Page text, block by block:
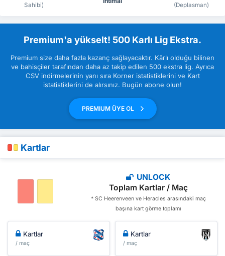
Sahibi) (Deplasman)
Premium'a yükselt! 500 Karlı Lig Ekstra.
Premium size daha fazla kazanç sağlayacaktır. Kârlı olduğu bilinen
ve bahisçiler tarafından daha az takip edilen 500 ekstra lig. Ayrıca
CSV indirmelerinin yanı sıra Korner istatistiklerini ve Kart
istatistiklerini de alırsınız. Bugün abone olun!
PREMIUM ÜYE OL
Kartlar
UNLOCK
Toplam Kartlar / Maç
* SC Heerenveen ve Heracles arasındaki maç
başına kart görme toplamı
Kartlar
/ maç
Kartlar
/ maç